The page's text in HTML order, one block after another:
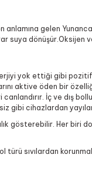
anlamına gelen
suya
yok ettiği gibi
aktive öden bir
canlandırır. İç ve dış
gibi cihazlardan
gösterebilir. Her biri
sıvılardan